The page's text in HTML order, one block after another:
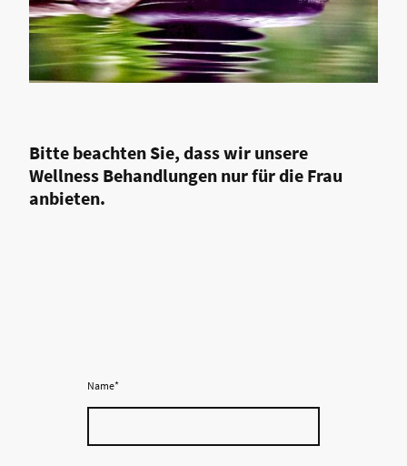
Bitte beachten Sie, dass wir unsere
Wellness Behandlungen nur für die Frau
anbieten.
Name*